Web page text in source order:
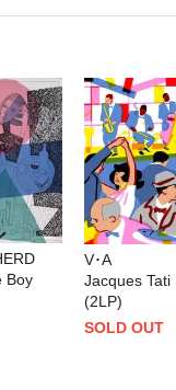
Boy
V･A
Jacques Tati
(2LP)
SOLD OUT